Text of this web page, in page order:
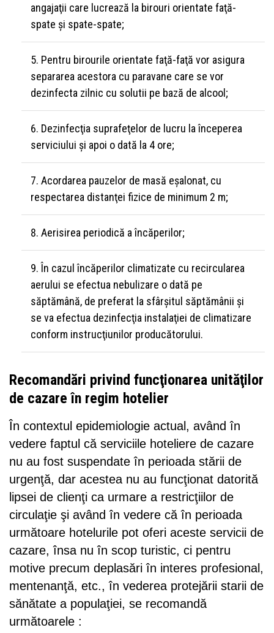
angajaţii care lucrează la birouri orientate faţă-
spate şi spate-spate;
Pentru birourile orientate faţă-faţă vor asigura
separarea acestora cu paravane care se vor
dezinfecta zilnic cu solutii pe bază de alcool;
Dezinfecţia suprafeţelor de lucru la începerea
serviciului şi apoi o dată la 4 ore;
Acordarea pauzelor de masă eşalonat, cu
respectarea distanţei fizice de minimum 2 m;
Aerisirea periodică a încăperilor;
În cazul încăperilor climatizate cu recircularea
aerului se efectua nebulizare o dată pe
săptămână, de preferat la sfârşitul săptămânii şi
se va efectua dezinfecţia instalaţiei de climatizare
conform instrucţiunilor producătorului.
Recomandări privind funcţionarea unităţilor
de cazare în regim hotelier
În contextul epidemiologie actual, având în
vedere faptul că serviciile hoteliere de cazare
nu au fost suspendate în perioada stării de
urgenţă, dar acestea nu au funcţionat datorită
lipsei de clienţi ca urmare a restricţiilor de
circulaţie şi având în vedere că în perioada
următoare hotelurile pot oferi aceste servicii de
cazare, însa nu în scop turistic, ci pentru
motive precum deplasări în interes profesional,
mentenanţă, etc., în vederea protejării starii de
sănătate a populaţiei, se recomandă
următoarele :